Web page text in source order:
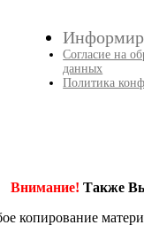
Согласие на
данных
Политика
Внимание! Также
копирование